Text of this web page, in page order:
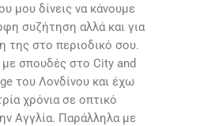
μου δίνεις να κάνουμε
συζήτηση αλλά και για
της στο περιοδικό σου.
με σπουδές στο City and
του Λονδίνου και έχω
χρόνια σε οπτικό
Αγγλία. Παράλληλα με